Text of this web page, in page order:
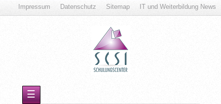
IT und Weiterbildung News
Sitemap
Datenschutz
Impressum
☰